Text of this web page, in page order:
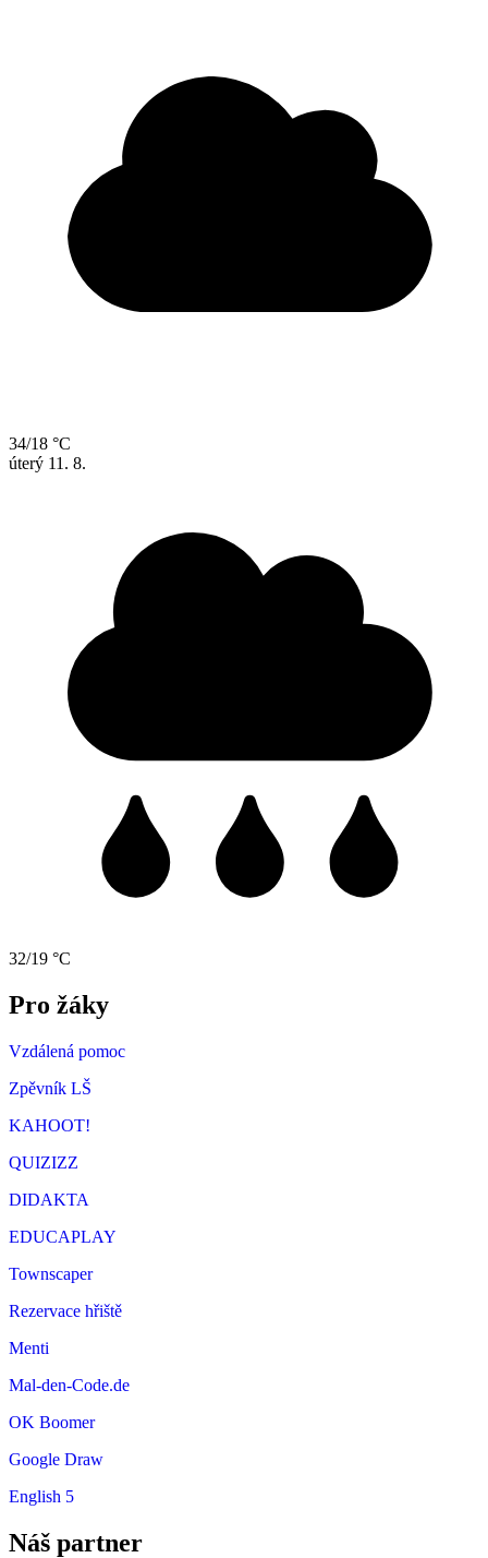
34/18 °C
úterý 11. 8.
32/19 °C
Pro žáky
Vzdálená pomoc
Zpěvník LŠ
KAHOOT!
QUIZIZZ
DIDAKTA
EDUCAPLAY
Townscaper
Rezervace hřiště
Menti
Mal-den-Code.de
OK Boomer
Google Draw
English 5
Náš partner